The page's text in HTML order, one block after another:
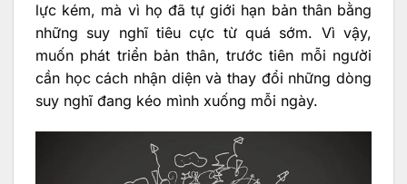
lực kém, mà vì họ đã tự giới hạn bản thân bằng
những suy nghĩ tiêu cực từ quá sớm. Vì vậy,
muốn phát triển bản thân, trước tiên mỗi người
cần học cách nhận diện và thay đổi những dòng
suy nghĩ đang kéo mình xuống mỗi ngày.